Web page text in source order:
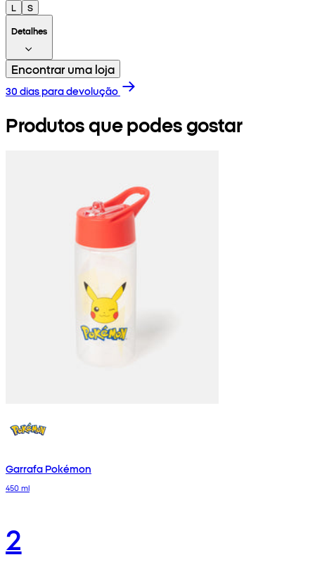
L
S
Detalhes
Encontrar uma loja
30 dias para devolução
Produtos que podes gostar
Garrafa Pokémon
450 ml
2